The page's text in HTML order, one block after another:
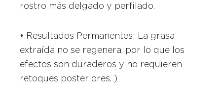
rostro más delgado y perfilado.
• Resultados Permanentes: La grasa
extraída no se regenera, por lo que los
efectos son duraderos y no requieren
retoques posteriores. )